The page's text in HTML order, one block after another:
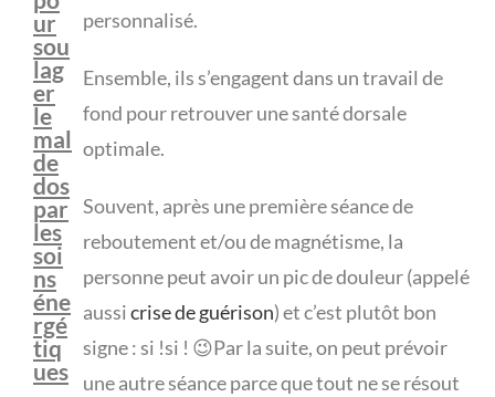
ur
sou
lag
er
le
mal
de
dos
par
les
soi
ns
éne
rgé
tiq
ues
personnalisé.
Ensemble, ils s’engagent dans un travail de
fond pour retrouver une santé dorsale
optimale.
Souvent, après une première séance de
reboutement et/ou de magnétisme, la
personne peut avoir un pic de douleur (appelé
aussicrise de guérison) et c’est plutôt bon
signe : si !si ! 😉Par la suite, on peut prévoir
une autre séance parce que tout ne se résout